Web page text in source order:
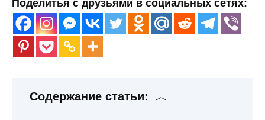
Поделитья с друзьями в социальных сетях:
Содержание статьи: